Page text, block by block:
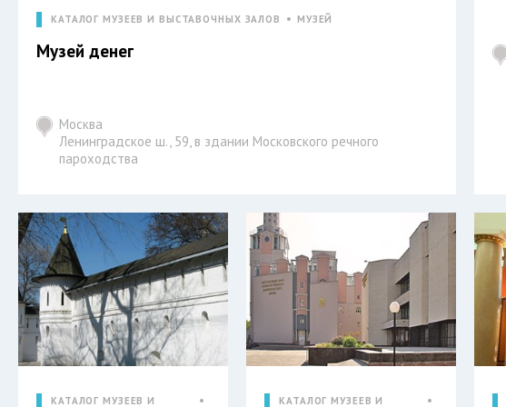
КАТАЛОГ МУЗЕЕВ И ВЫСТАВОЧНЫХ ЗАЛОВ МУЗЕЙ
Музей денег
Москва
Ленинградское ш., 59, в здании Московского речного
пароходства
КАТАЛОГ МУЗЕЕВ И
КАТАЛОГ МУЗЕЕВ И